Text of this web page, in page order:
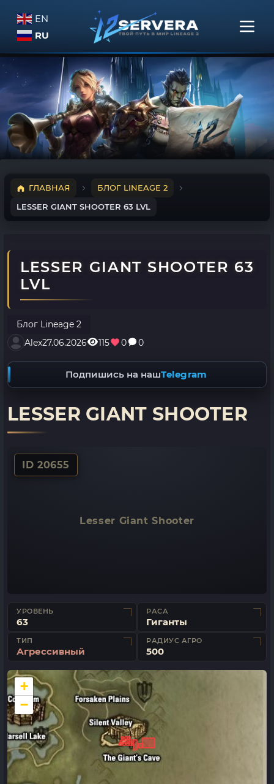
EN
RU
ГЛАВНАЯ
БЛОГ LINEAGE 2
LESSER GIANT SHOOTER 63 LVL
LESSER GIANT SHOOTER 63
LVL
Блог Lineage 2
Alex27.06.2026 115 0 0
Подпишись на нашTelegram
LESSER GIANT SHOOTER
ID 20655
Lesser Giant Shooter
УРОВЕНЬ
63
РАСА
Гиганты
ТИП
Агрессивный
РАДИУС АГРО
500
+
−